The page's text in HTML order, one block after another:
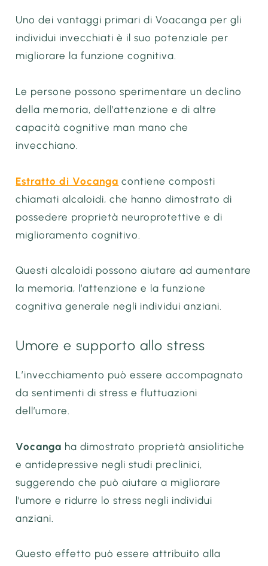
Uno dei vantaggi primari di Voacanga per gli
individui invecchiati è il suo potenziale per
migliorare la funzione cognitiva.
Le persone possono sperimentare un declino
della memoria, dell’attenzione e di altre
capacità cognitive man mano che
invecchiano.
Estratto di Vocanga contiene composti
chiamati alcaloidi, che hanno dimostrato di
possedere proprietà neuroprotettive e di
miglioramento cognitivo.
Questi alcaloidi possono aiutare ad aumentare
la memoria, l’attenzione e la funzione
cognitiva generale negli individui anziani.
Umore e supporto allo stress
L’invecchiamento può essere accompagnato
da sentimenti di stress e fluttuazioni
dell’umore.
Vocanga ha dimostrato proprietà ansiolitiche
e antidepressive negli studi preclinici,
suggerendo che può aiutare a migliorare
l’umore e ridurre lo stress negli individui
anziani.
Questo effetto può essere attribuito alla